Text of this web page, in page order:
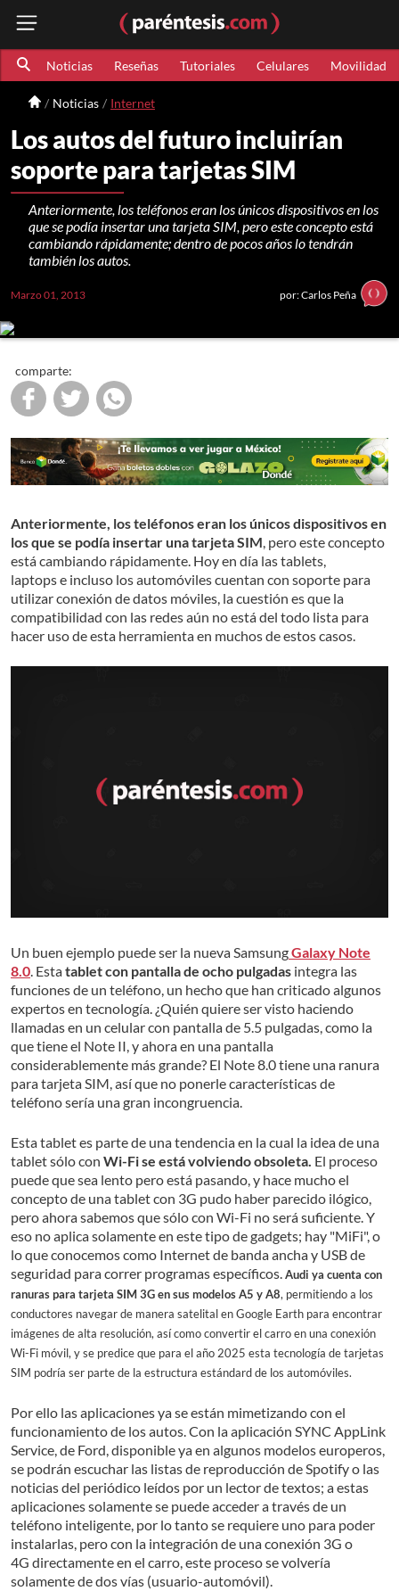
Noticias Reseñas Tutoriales Celulares Movilidad
Noticias Internet
Los autos del futuro incluirían
soporte para tarjetas SIM
Anteriormente, los teléfonos eran los únicos dispositivos en los
que se podía insertar una tarjeta SIM, pero este concepto está
cambiando rápidamente; dentro de pocos años lo tendrán
también los autos.
Marzo 01, 2013 por: Carlos Peña
comparte:
Anteriormente, los teléfonos eran los únicos dispositivos en
los que se podía insertar una tarjeta SIM , pero este concepto
está cambiando rápidamente. Hoy en día las tablets,
laptops e incluso los automóviles cuentan con soporte para
utilizar conexión de datos móviles, la cuestión es que la
compatibilidad con las redes aún no está del todo lista para
hacer uso de esta herramienta en muchos de estos casos.
Un buen ejemplo puede ser la nueva SamsungGalaxy Note
8.0. Estatablet con pantalla de ocho pulgadas integra las
funciones de un teléfono, un hecho que han criticado algunos
expertos en tecnología. ¿Quién quiere ser visto haciendo
llamadas en un celular con pantalla de 5.5 pulgadas, como la
que tiene el Note II, y ahora en una pantalla
considerablemente más grande? El Note 8.0 tiene una ranura
para tarjeta SIM, así que no ponerle características de
teléfono sería una gran incongruencia.
Esta tablet es parte de una tendencia en la cual la idea de una
tablet sólo con Wi-Fi se está volviendo obsoleta. El proceso
puede que sea lento pero está pasando, y hace mucho el
concepto de una tablet con 3G pudo haber parecido ilógico,
pero ahora sabemos que sólo con Wi-Fi no será suficiente. Y
eso no aplica solamente en este tipo de gadgets; hay "MiFi", o
lo que conocemos como Internet de banda ancha y USB de
seguridad para correr programas específicos.Audi ya cuenta con
ranuras para tarjeta SIM 3G en sus modelos A5 y A8, permitiendo a los
conductores navegar de manera satelital en Google Earth para encontrar
imágenes de alta resolución, así como convertir el carro en una conexión
Wi-Fi móvil, y se predice que para el año 2025 esta tecnología de tarjetas
SIM podría ser parte de la estructura estándard de los automóviles.
Por ello las aplicaciones ya se están mimetizando con el
funcionamiento de los autos. Con la aplicación SYNC AppLink
Service, de Ford, disponible ya en algunos modelos europeros,
se podrán escuchar las listas de reproducción de Spotify o las
noticias del periódico leídos por un lector de textos; a estas
aplicaciones solamente se puede acceder a través de un
teléfono inteligente, por lo tanto se requiere uno para poder
instalarlas, pero con la integración de una conexión 3G o
4G directamente en el carro, este proceso se volvería
solamente de dos vías (usuario-automóvil).